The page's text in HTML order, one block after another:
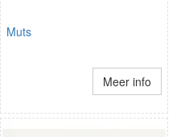
Muts
Meer info